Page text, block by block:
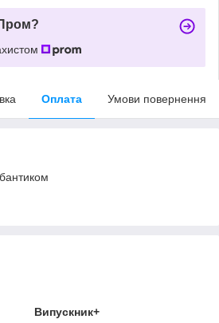
Оплата Умови повернення
Випускник+